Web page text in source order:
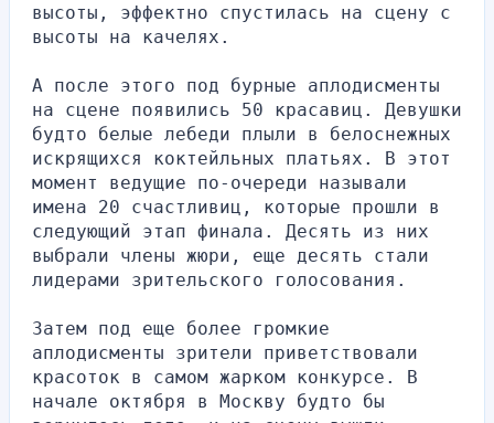
высоты, эффектно спустилась на сцену с
высоты на качелях.
А после этого под бурные аплодисменты
на сцене появились 50 красавиц. Девушки
будто белые лебеди плыли в белоснежных
искрящихся коктейльных платьях. В этот
момент ведущие по-очереди называли
имена 20 счастливиц, которые прошли в
следующий этап финала. Десять из них
выбрали члены жюри, еще десять стали
лидерами зрительского голосования.
Затем под еще более громкие
аплодисменты зрители приветствовали
красоток в самом жарком конкурсе. В
начале октября в Москву будто бы